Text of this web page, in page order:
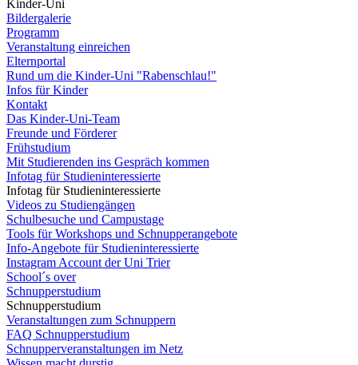
Kinder-Uni
Bildergalerie
Programm
Veranstaltung einreichen
Elternportal
Rund um die Kinder-Uni "Rabenschlau!"
Infos für Kinder
Kontakt
Das Kinder-Uni-Team
Freunde und Förderer
Frühstudium
Mit Studierenden ins Gespräch kommen
Infotag für Studieninteressierte
Infotag für Studieninteressierte
Videos zu Studiengängen
Schulbesuche und Campustage
Tools für Workshops und Schnupperangebote
Info-Angebote für Studieninteressierte
Instagram Account der Uni Trier
School´s over
Schnupperstudium
Schnupperstudium
Veranstaltungen zum Schnuppern
FAQ Schnupperstudium
Schnupperveranstaltungen im Netz